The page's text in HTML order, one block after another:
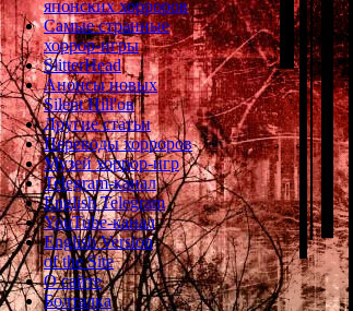
японских хорроров
Самые странные
хоррор-игры
SlitterHead
Анонсы новых
Silent Hill'ов
Другие статьи
Переводы хорроров
Музей хоррор-игр
Telegram-канал
English Telegram
YouTube-канал
English Version
of the Site
О сайте
Болталка